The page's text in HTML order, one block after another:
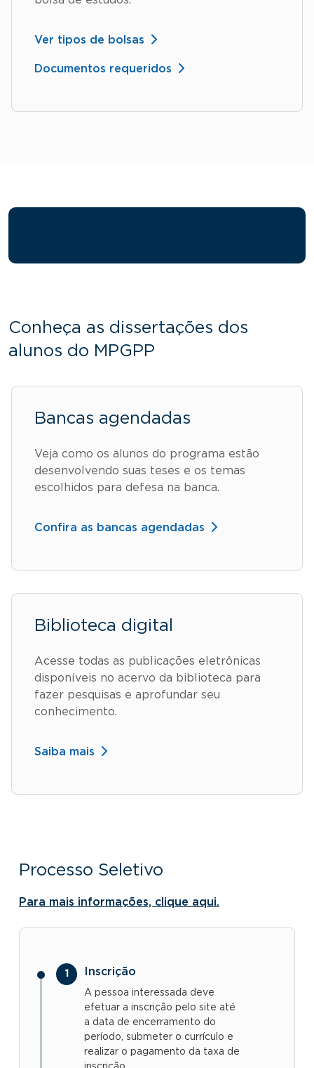
Ver tipos de bolsas
Documentos requeridos
Conheça as dissertações dos
alunos do MPGPP
Bancas agendadas
Veja como os alunos do programa estão
desenvolvendo suas teses e os temas
escolhidos para defesa na banca.
Confira as bancas agendadas
Biblioteca digital
Acesse todas as publicações eletrônicas
disponíveis no acervo da biblioteca para
fazer pesquisas e aprofundar seu
conhecimento.
Saiba mais
Processo Seletivo
Para mais informações, clique aqui.
Inscrição
A pessoa interessada deve
efetuar a inscrição pelo site até
a data de encerramento do
período, submeter o currículo e
realizar o pagamento da taxa de